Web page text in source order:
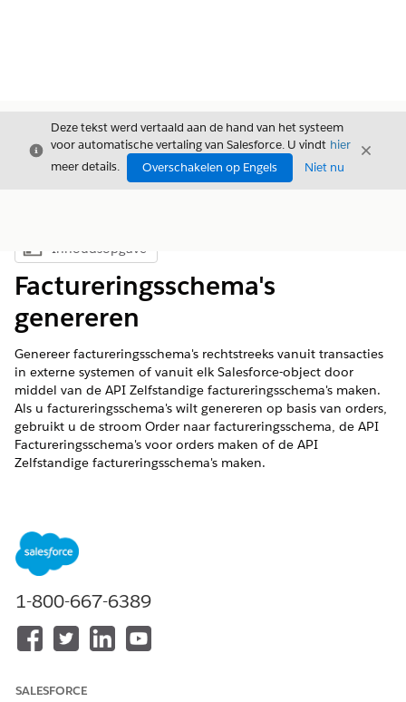
Sluiten
Deze tekst werd vertaald aan de hand van het systeem
voor automatische vertaling van Salesforce. U vindt hier
meer details.
Overschakelen op Engels Niet nu
Sluiten
Inhoudsopgave weergeven
Inhoudsopgave
Factureringsschema's
genereren
Genereer factureringsschema's rechtstreeks vanuit transacties
in externe systemen of vanuit elk Salesforce-object door
middel van de API Zelfstandige factureringsschema's maken.
Als u factureringsschema's wilt genereren op basis van orders,
gebruikt u de stroom Order naar factureringsschema, de API
Factureringsschema's voor orders maken of de API
Zelfstandige factureringsschema's maken.
Gebruik de API Zelfstandige factureringsschema's maken
om factureringsschema's rechtstreeks vanuit transacties in
externe systemen of vanuit elk Salesforce-object te
Genereer factureringsschema's op basis van orders met
behulp van een stroom of een API.
Details van gegenereerd factureringsschema
1-800-667-6389
SALESFORCE